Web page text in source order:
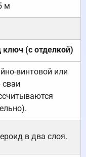
м
ключ (с отделкой)
винтовой или
в два слоя.